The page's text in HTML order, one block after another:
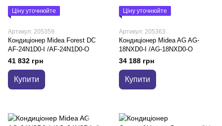
Ціну уточнюйте
Артикул: 205359
Кондиціонер Midea Forest DC
AF-24N1D0-I /AF-24N1D0-O
41 832 грн
Купити
Ціну уточнюйте
Артикул: 205363
Кондиціонер Midea AG AG-
18NXD0-I /AG-18NXD0-O
34 188 грн
Купити